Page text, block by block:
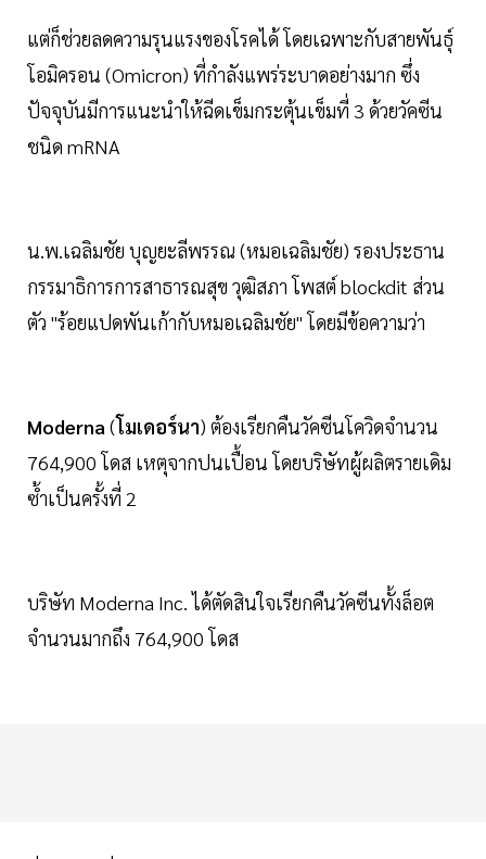
แต่ก็ช่วยลดความรุนแรงของโรคได้ โดยเฉพาะกับสายพันธุ์
โอมิครอน (Omicron) ที่กำลังแพร่ระบาดอย่างมาก ซึ่ง
ปัจจุบันมีการแนะนำให้ฉีดเข็มกระตุ้นเข็มที่ 3 ด้วยวัคซีน
ชนิด mRNA
น.พ.เฉลิมชัย บุญยะลีพรรณ (หมอเฉลิมชัย) รองประธาน
กรรมาธิการการสาธารณสุข วุฒิสภา โพสต์ blockdit ส่วน
ตัว "ร้อยแปดพันเก้ากับหมอเฉลิมชัย" โดยมีข้อความว่า
Moderna (โมเดอร์นา) ต้องเรียกคืนวัคซีนโควิดจำนวน
764,900 โดส เหตุจากปนเปื้อน โดยบริษัทผู้ผลิตรายเดิม
ซ้ำเป็นครั้งที่ 2
บริษัท Moderna Inc. ได้ตัดสินใจเรียกคืนวัคซีนทั้งล็อต
จำนวนมากถึง 764,900 โดส